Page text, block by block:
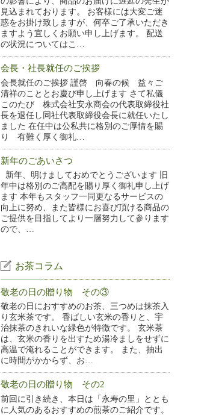
見込まれております。 お客様には大変ご迷
惑をお掛け致しますが、何卒ご了承いただき
ますよう宜しくお願い申し上げます。 配送
の状況についてはこ…
会長・社長就任のご挨拶
会長就任のご挨拶 謹啓 向春の候 益々ご
清祥のこととお慶び申し上げます さて私儀
このたび 株式会社安永商会の代表取締役社
長を退任し同社代表取締役会長に就任いたし
ました 在任中は公私共に格別のご厚情を賜
り 有難く厚く御礼…
新年のごあいさつ
新年、明けましておめでとうございます 旧
年中は格別のご高配を賜り厚く御礼申し上げ
ます 本年もスタッフ一同更なるサービスの
向上に努め、また皆様にお喜び頂ける商品の
ご提供を目指してより一層努力して参ります
ので、…
お茶コラム
敬老の日の贈り物 その③
敬老の日におすすめのお茶、三つめは抹茶入
り玄米茶です。 香ばしい玄米の香りと、宇
治抹茶のきれいな緑色が特徴です。 玄米茶
は、玄米の香りを出すため湯冷ましをせずに
高温で淹れることができます。 また、抽出
に時間がかからず、お…
敬老の日の贈り物 その2
前回に引き続き、本日は「永寿の里」ととも
に人気のあるおすすめの煎茶のご紹介です。